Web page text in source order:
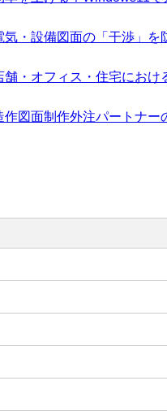
気・設備図面の「干渉」
舗・オフィス・住宅にお
作図面制作外注パートナ